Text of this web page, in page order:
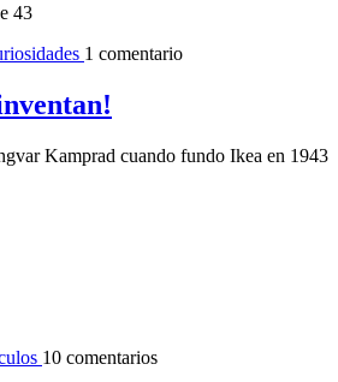
43
1 comentario
Kamprad cuando fundo Ikea en 1943
10 comentarios